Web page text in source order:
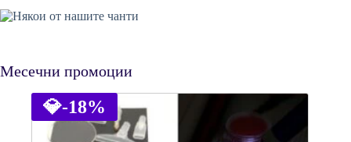
Месечни промоции
💎-18%